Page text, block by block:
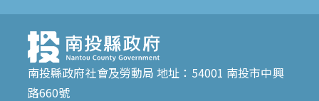
南投縣政府社會及勞動局 地址：54001 南投市中興
路660號